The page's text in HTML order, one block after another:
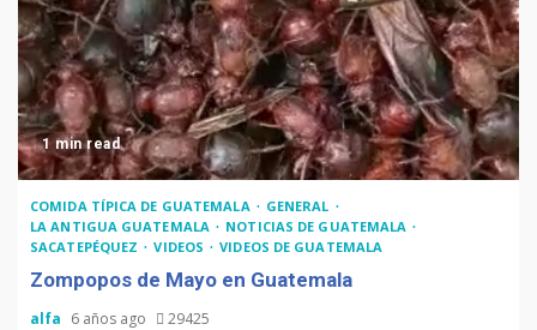
1 min read
COMIDA TÍPICA DE GUATEMALA
GENERAL
LA ANTIGUA GUATEMALA
NOTICIAS DE GUATEMALA
SACATEPÉQUEZ
VIDEOS VIDEOS DE GUATEMALA
Zompopos de Mayo en Guatemala
alfa 6 años ago 29425